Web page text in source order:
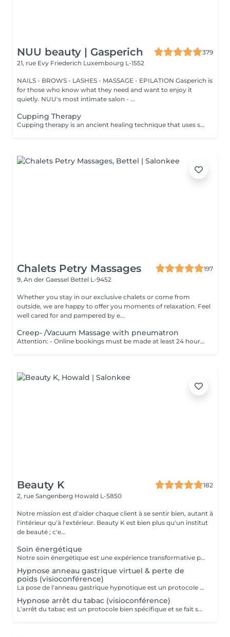
NUU beauty | Gasperich
379
21, rue Evy Friederich Luxembourg L-1552
NAILS - BROWS - LASHES - MASSAGE - EPILATION Gasperich is
for those who know what they need and want to enjoy it
quietly. NUU's most intimate salon - ...
Cupping Therapy
Cupping therapy is an ancient healing technique that uses special cups to create gentle suction on the skin. This suction promotes blood flow, relieves muscle tension, reduces inflammation, and supports deep relaxation. The treatment can help release toxins, improve circulation, and ease chronic pain or stiffness. *Please note that cupping therapy could just be added to a massage service with includes back massage.
Chalets Petry Massages
197
9, An der Gaessel Bettel L-9452
Whether you stay in our exclusive chalets or come from
outside, we are happy to offer you moments of relaxation. Feel
well cared for and pampered by e...
Creep- /Vacuum Massage with pneumatron
Attention: - Online bookings must be made at least 24 hours in advance. - If you would like to book a massage at short notice (less than 24 hours in advance), please call +49 173 390 20 62. - If you have to cancel the massage, we kindly ask you to do so at least 24 hours in advance, otherwise we will have to charge 70% of the price of the massage. - Employees and times can be adjusted if necessary, after consultation with you. Your body is massaged with a skin-friendly alkaline oil, the muscles relaxes and blockages are released. Then parts of the body are treated with a vacuum massage technique. This stimulates the body parts with a pulsating negative pressure to deacidify and excrete toxins.
Beauty K
182
2, rue Sangenberg Howald L-5850
Notre mission est d'aider chaque client à se sentir bien, autant à
l'intérieur qu'à l'extérieur. Beauty K est bien plus qu'un institut
de beauté ; c'e...
Soin énergétique
Notre soin énergétique est une expérience transformative pour libérer blocages et tensions, tout en cultivant une paix intérieure profonde. Ce traitement unique agit sur les énergies environnantes et utilise des techniques éprouvées pour harmoniser l'énergie vitale de votre corps. Avec une approche holistique, nous ciblons les déséquilibres énergétiques qui influent sur votre santé physique et émotionnelle. Basée sur l'interaction avec les champs énergétiques, cette méthode restaure l'équilibre entre corps, esprit et âme. Ce soin, apaisant et régénérant, stimule vos capacités naturelles d'auto-guérison, renforçant vitalité et clarté mentale. Idéal pour se sentir revitalisé, allégé du quotidien, et en harmonie avec soi-même.
Hypnose anneau gastrique virtuel & perte de
poids (visioconférence)
La pose de l'anneau gastrique hypnotique est un protocole bien spécifique et se fait sur 4 séances. Une séance de suivi est également comprise dans le forfait. L'anneau gastrique hypnotique sera bénéfique pour quiconque a un surpoids de 10kg ou plus. La solution hypnotique vous permet de perdre vos kilos en trop sans passer par la case chirurgie chère et dangereuse. Grâce à l'anneau gastrique hypnotique, vous créez un rapport différent avec la nourriture afin de changer vos habitudes alimentaires durablement. Plus d'informations sur : http://jgchypnose.com
Hypnose arrêt du tabac (visioconférence)
L'arrêt du tabac est un protocole bien spécifique et se fait sur 4 séances. Une séance de suivi est également comprise dans le forfait. Motivé à vous libérer du tabac ? Agissez, reprenez votre vie en main et libérez-vous de ces comportements automatiques. Grâce aux suggestions mentales, l'hypnose offre des résultats spectaculaires.